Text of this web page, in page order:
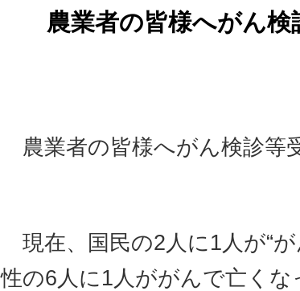
お知らせ
農業者の皆様へがん
農業者の皆様へがん検診等
現在、国民の2人に1人が“
性の6人に1人ががんで亡くな